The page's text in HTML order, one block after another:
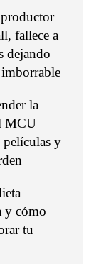
fallece a
dejando
la
MCU
películas y
y cómo
tu